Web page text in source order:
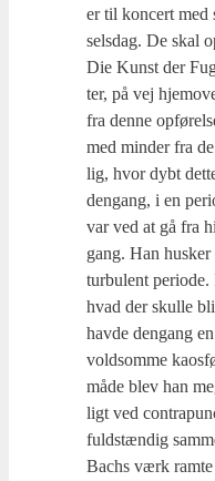
er til kon­cert
sels­dag. De skal
Die Kunst der
ter, på vej
fra den­ne
med min­der fra
lig, hvor dybt
den­gang, i en
var ved at gå fra
gang. Han
tur­bu­lent peri­o­de.
hvad der skul­le
hav­de den­gang
vold­som­me
måde blev han
ligt ved
fuld­stæn­dig
Bachs værk